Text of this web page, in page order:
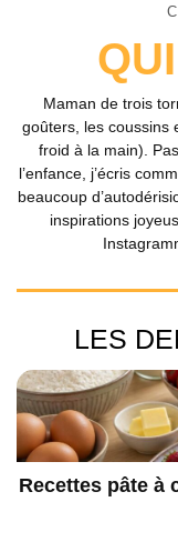
Maman de trois
goûters, les coussins
froid à la main).
l’enfance, j’écris
beaucoup
inspirations
LES
Recettes pâte à